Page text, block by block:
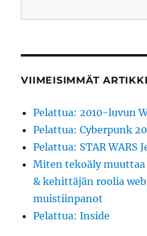
VIIMEISIMMÄT
Pelattua: 2010-luvun
Pelattua: Cyberpunk
Pelattua: STAR WARS
Miten tekoäly
& kehittäjän roolia
muistiinpanot
Pelattua: Inside